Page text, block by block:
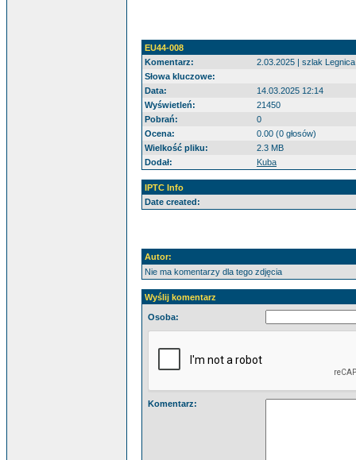
EU44-008
Komentarz:
2.03.2025 | szlak
Słowa kluczowe:
Data:
14.03.2025 12:14
Wyświetleń:
21450
Pobrań:
0
Ocena:
0.00 (0 głosów)
Wielkość pliku:
2.3 MB
Dodał:
Kuba
IPTC Info
Date created:
Autor:
Nie ma komentarzy dla tego zdjęcia
Wyślij komentarz
Osoba:
Komentarz: